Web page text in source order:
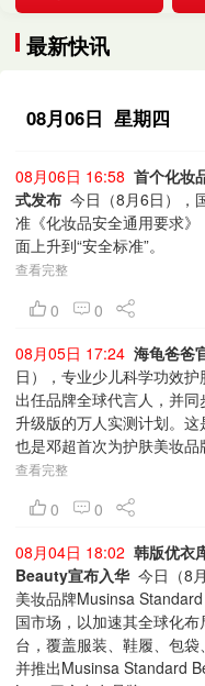
最新快讯
08月06日 星期四
08月06日 16:58首个化妆
式发布今日（8月6日），
准《化妆品安全通用要求
面上升到“安全标准”。
查看完整
0
0
08月05日 17:24海龟爸爸
日），专业少儿科学功效
出任品牌全球代言人，并
升级版的万人实测计划。这
也是邓超首次为护肤美妆品
查看完整
0
0
08月04日 18:02韩版优衣
Beauty宣布入华今日（8
美妆品牌Musinsa
国市场，以加速其全球化
台，覆盖服装、鞋履、包
并推出Musinsa Standard